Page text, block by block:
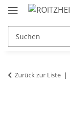
Zurück zur Liste